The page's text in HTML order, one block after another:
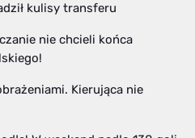
kulisy transferu
nie chcieli końca
Kierująca nie